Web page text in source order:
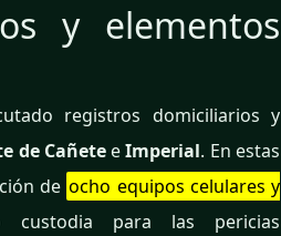
y elementos
registros domiciliarios y
de CañeteeImperial. En estas
de ocho equipos celulares y
custodia para las pericias